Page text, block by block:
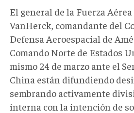
El general de la Fuerza Aérea
VanHerck, comandante del
Defensa Aeroespacial de
Comando Norte de Estados
mismo 24 de marzo ante el
China están difundiendo
sembrando activamente
interna con la intención de